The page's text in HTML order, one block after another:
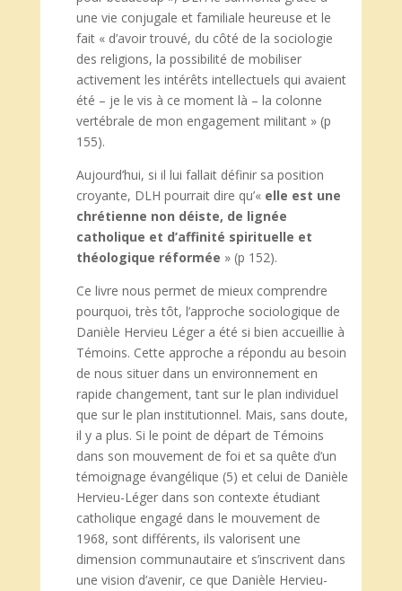
une vie conjugale et familiale heureuse et le
fait « d’avoir trouvé, du côté de la sociologie
des religions, la possibilité de mobiliser
activement les intérêts intellectuels qui avaient
été – je le vis à ce moment là – la colonne
vertébrale de mon engagement militant » (p
155).
Aujourd’hui, si il lui fallait définir sa position
croyante, DLH pourrait dire qu’« elle est une
chrétienne non déiste, de lignée
catholique et d’affinité spirituelle et
théologique réformée » (p 152).
Ce livre nous permet de mieux comprendre
pourquoi, très tôt, l’approche sociologique de
Danièle Hervieu Léger a été si bien accueillie à
Témoins. Cette approche a répondu au besoin
de nous situer dans un environnement en
rapide changement, tant sur le plan individuel
que sur le plan institutionnel. Mais, sans doute,
il y a plus. Si le point de départ de Témoins
dans son mouvement de foi et sa quête d’un
témoignage évangélique (5) et celui de Danièle
Hervieu-Léger dans son contexte étudiant
catholique engagé dans le mouvement de
1968, sont différents, ils valorisent une
dimension communautaire et s’inscrivent dans
une vision d’avenir, ce que Danièle Hervieu-